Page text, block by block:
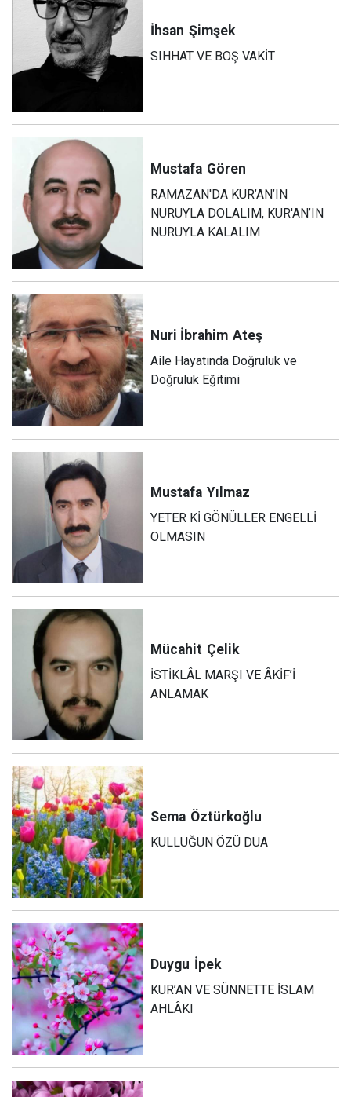
İhsan Şimşek
SIHHAT VE BOŞ VAKİT
Mustafa Gören
RAMAZAN'DA KUR’AN’IN
NURUYLA DOLALIM, KUR'AN’IN
NURUYLA KALALIM
Nuri İbrahim Ateş
Aile Hayatında Doğruluk ve
Doğruluk Eğitimi
Mustafa Yılmaz
YETER Kİ GÖNÜLLER ENGELLİ
OLMASIN
Mücahit Çelik
İSTİKLÂL MARŞI VE ÂKİF’İ
ANLAMAK
Sema Öztürkoğlu
KULLUĞUN ÖZÜ DUA
Duygu İpek
KUR’AN VE SÜNNETTE İSLAM
AHLÂKI